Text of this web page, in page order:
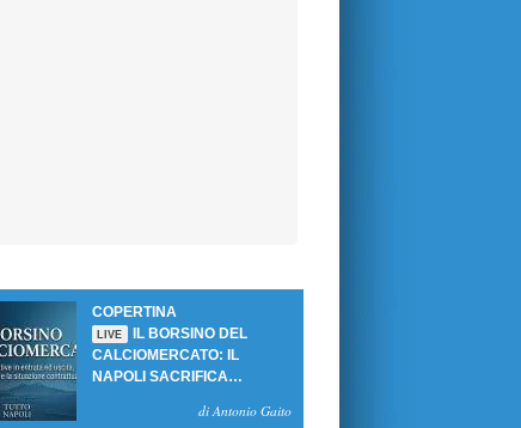
COPERTINA
LIVE
IL BORSINO DEL
CALCIOMERCATO: IL
NAPOLI SACRIFICA
SBLOCCANO ARRIVIdi Antonio Gaito